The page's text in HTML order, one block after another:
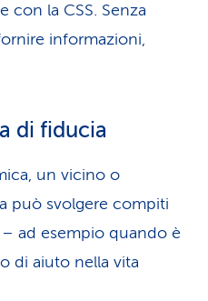
con la CSS. Senza
informazioni,
di fiducia
un vicino o
può svolgere compiti
ad esempio quando è
di aiuto nella vita